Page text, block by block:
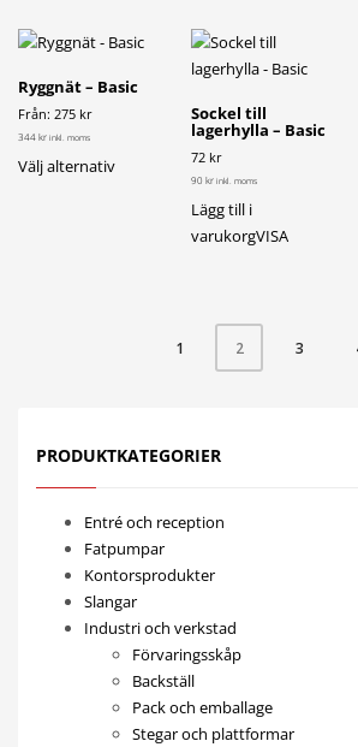
varianter.
olika
Ryggnät – Basic
Från: 275 kr
344 kr inkl. moms
Välj alternativDen
på
Sockel till
lagerhylla – Basic
72 kr
90 krinkl. moms
Lägg till i
varukorgVISA
1 2 3
PRODUKTKATEGORIER
Entré och reception
Fatpumpar
Kontorsprodukter
Slangar
Industri och verkstad
Förvaringsskåp
Backställ
Pack och emballage
Stegar och plattformar